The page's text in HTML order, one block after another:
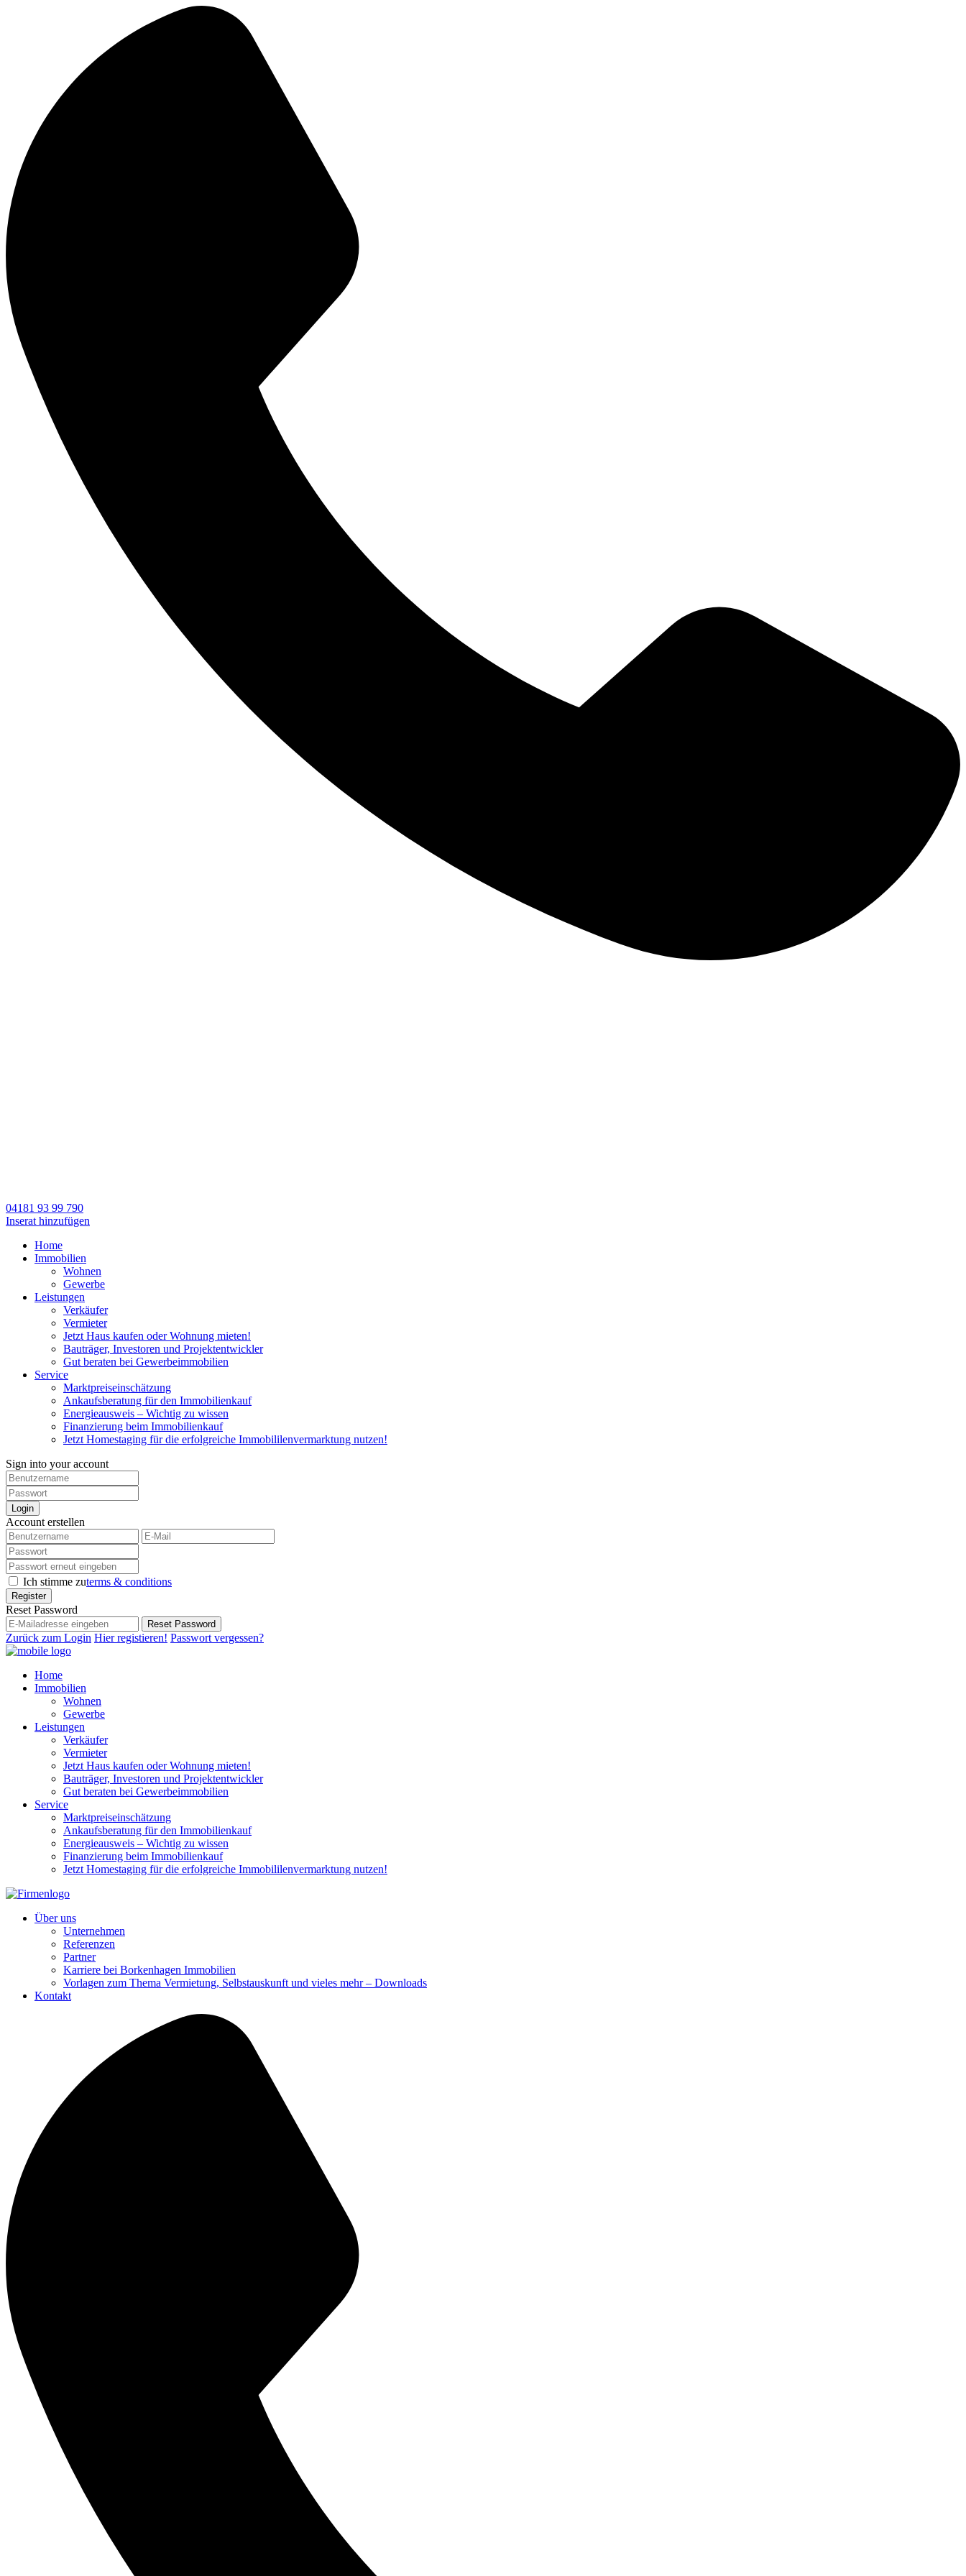
04181 93 99 790
Inserat hinzufügen
Home
Immobilien
Wohnen
Gewerbe
Leistungen
Verkäufer
Vermieter
Jetzt Haus kaufen oder Wohnung mieten!
Bauträger, Investoren und Projektentwickler
Gut beraten bei Gewerbeimmobilien
Service
Marktpreiseinschätzung
Ankaufsberatung für den Immobilienkauf
Energieausweis – Wichtig zu wissen
Finanzierung beim Immobilienkauf
Jetzt Homestaging für die erfolgreiche Immobililenvermarktung nutzen!
Sign into your account
Login
Account erstellen
Ich stimme zuterms & conditions
Register
Reset Password
Reset Password
Zurück zum Login Hier registieren! Passwort vergessen?
Home
Immobilien
Wohnen
Gewerbe
Leistungen
Verkäufer
Vermieter
Jetzt Haus kaufen oder Wohnung mieten!
Bauträger, Investoren und Projektentwickler
Gut beraten bei Gewerbeimmobilien
Service
Marktpreiseinschätzung
Ankaufsberatung für den Immobilienkauf
Energieausweis – Wichtig zu wissen
Finanzierung beim Immobilienkauf
Jetzt Homestaging für die erfolgreiche Immobililenvermarktung nutzen!
Über uns
Unternehmen
Referenzen
Partner
Karriere bei Borkenhagen Immobilien
Vorlagen zum Thema Vermietung, Selbstauskunft und vieles mehr – Downloads
Kontakt